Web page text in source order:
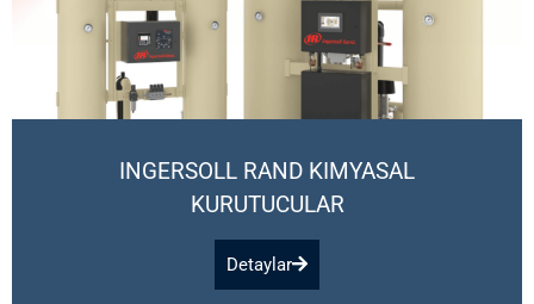
INGERSOLL RAND KIMYASAL
KURUTUCULAR
Detaylar